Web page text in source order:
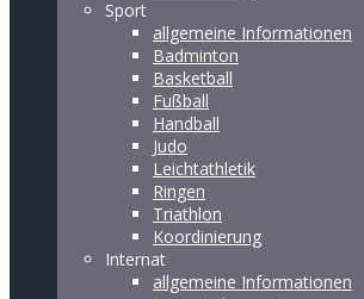
Sport
allgemeine Informationen
Badminton
Basketball
Fußball
Handball
Judo
Leichtathletik
Ringen
Triathlon
Koordinierung
Internat
allgemeine Informationen